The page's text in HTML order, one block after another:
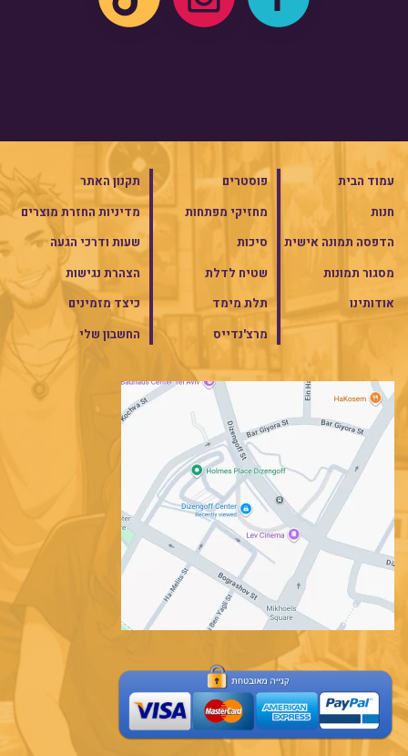
עמוד הבית
חנות
הדפסה תמונה אישית
מסגור תמונות
אודותינו
פוסטרים
מחזיקי מפתחות
סיכות
שטיח לדלת
תלת מימד
מרצ'נדייס
תקנון האתר
מדיניות החזרת מוצרים
שעות ודרכי הגעה
הצהרת נגישות
כיצד מזמינים
החשבון שלי